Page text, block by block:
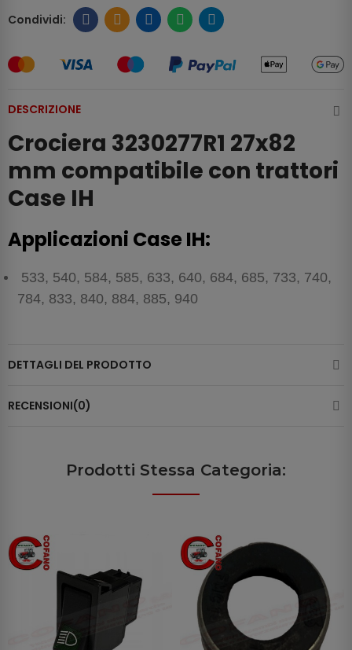
DESCRIZIONE
Crociera 3230277R1 27x82
mm compatibile con trattori
Case IH
Applicazioni Case IH:
533, 540, 584, 585, 633, 640, 684, 685, 733, 740,
784, 833, 840, 884, 885, 940
DETTAGLI DEL PRODOTTO
RECENSIONI(0)
Prodotti Stessa Categoria: